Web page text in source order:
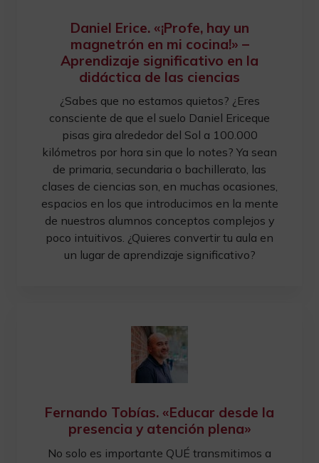
Daniel Erice. «¡Profe, hay un
magnetrón en mi cocina!» –
Aprendizaje significativo en la
didáctica de las ciencias
¿Sabes que no estamos quietos? ¿Eres
consciente de que el suelo Daniel Ericeque
pisas gira alrededor del Sol a 100.000
kilómetros por hora sin que lo notes? Ya sean
de primaria, secundaria o bachillerato, las
clases de ciencias son, en muchas ocasiones,
espacios en los que introducimos en la mente
de nuestros alumnos conceptos complejos y
poco intuitivos. ¿Quieres convertir tu aula en
un lugar de aprendizaje significativo?
Fernando Tobías. «Educar desde la
presencia y atención plena»
No solo es importante QUÉ transmitimos a